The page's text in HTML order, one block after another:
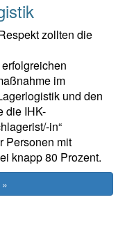
zollten die
im
und den
die IHK-
in“
Personen mit
knapp 80 Prozent.